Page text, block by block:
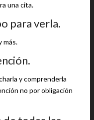
una cita.
para verla.
más.
y comprenderla
no por obligación